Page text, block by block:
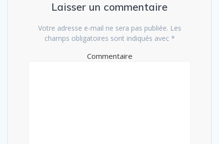
Laisser un commentaire
Votre adresse e-mail ne sera pas publiée. Les
champs obligatoires sont indiqués avec *
Commentaire